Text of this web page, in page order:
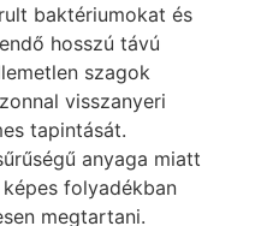
baktériumokat és
hosszú távú
szagok
visszanyeri
tapintását.
anyaga miatt
folyadékban
megtartani.